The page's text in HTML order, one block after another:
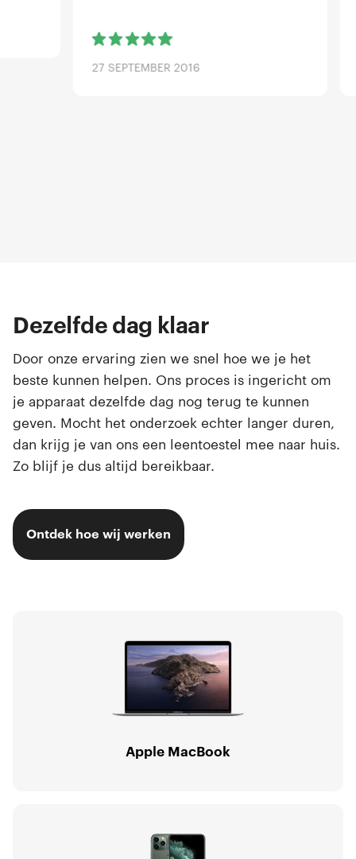
27 SEPTEMBER 2016
Dezelfde dag klaar
Door onze ervaring zien we snel hoe we je het
beste kunnen helpen. Ons proces is ingericht om
je apparaat dezelfde dag nog terug te kunnen
geven. Mocht het onderzoek echter langer duren,
dan krijg je van ons een leentoestel mee naar huis.
Zo blijf je dus altijd bereikbaar.
Ontdek hoe wij werken
Apple MacBook